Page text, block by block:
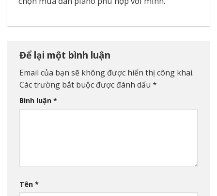
Để lại một bình luận
Email của bạn sẽ không được hiển thị công khai.
Các trường bắt buộc được đánh dấu *
Bình luận *
Tên *